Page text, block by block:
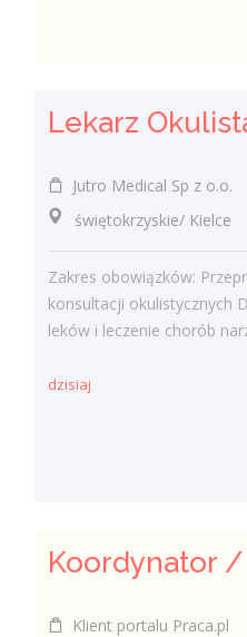
Lekarz
Jutro Medical Sp z o.o.
świętokrzyskie/ Kielce
Zakres obowiązków:
konsultacji okulistycznych
leków i leczenie chorób
dzisiaj
Klient portalu Praca.pl